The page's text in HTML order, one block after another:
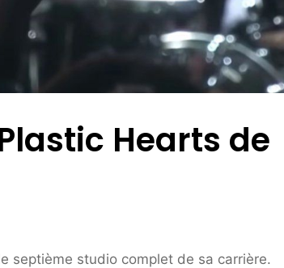
Hearts de
septième studio complet de sa carrière.